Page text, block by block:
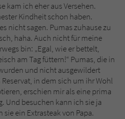
kam ich eher aus Versehen.
Kindheit schon haben.
nicht sagen. Pumas zuhause zu
haha. Auch nicht für meine
bin: „Egal, wie er bettelt,
am Tag füttern!“ Pumas, die in
und nicht ausgewildert
in dem sich um ihr Wohl
erschien mir als eine prima
Und besuchen kann ich sie ja
ein Extrasteak von Papa.